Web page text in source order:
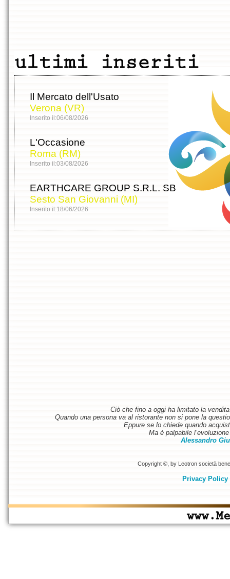
Il Mercato dell'Usato
Verona (VR)
Inserito il:06/08/2026
L'Occasione
Roma (RM)
Inserito il:03/08/2026
EARTHCARE GROUP S.R.L. SB
Sesto San Giovanni (MI)
Inserito il:18/06/2026
Ciò che fino a oggi ha limitato la
Quando una persona va al ristorante non si pone la
Eppure se lo chiede quando
Ma è palpabile
Alessandro
Copyright ©, by Leotron società
Privacy Policy